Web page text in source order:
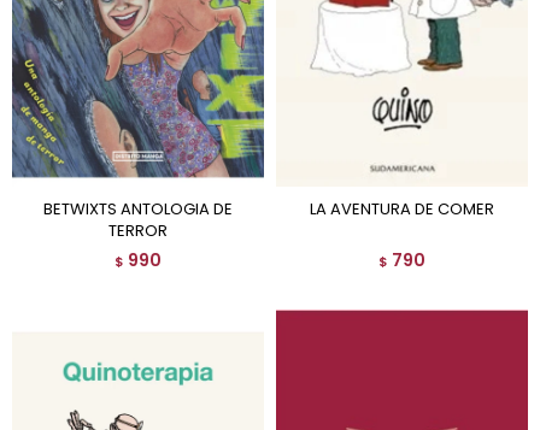
BETWIXTS ANTOLOGIA DE
TERROR
$ 990
LA AVENTURA DE COMER
$ 790